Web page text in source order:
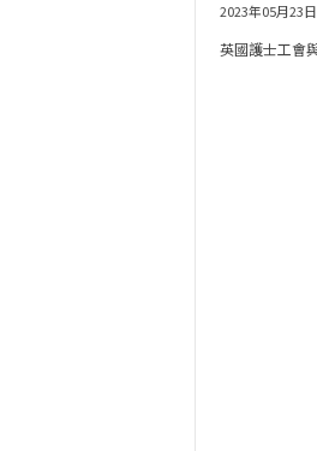
2023年05月23日
英國護士工會